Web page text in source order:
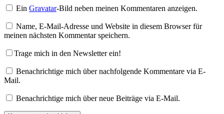
EinGravatar-Bild neben meinen Kommentaren anzeigen.
Name, E-Mail-Adresse und Website in diesem Browser für
meinen nächsten Kommentar speichern.
Trage mich in den Newsletter ein!
Benachrichtige mich über nachfolgende Kommentare via E-
Mail.
Benachrichtige mich über neue Beiträge via E-Mail.